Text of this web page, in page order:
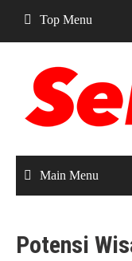
content
Top Menu
Main Menu
Potensi